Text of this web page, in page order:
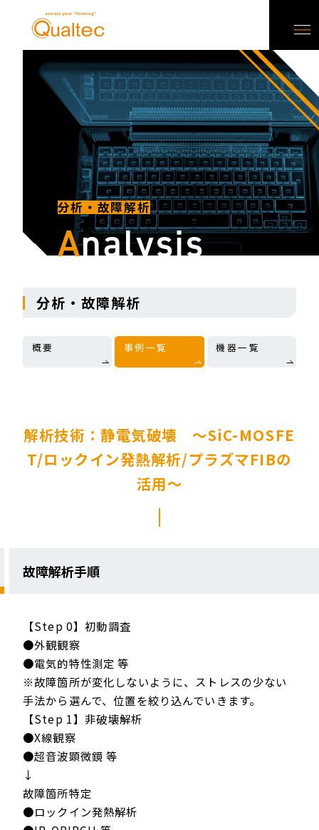
分析・故障解析
Analysis
分析・故障解析
概要 事例一覧 機器一覧
解析技術：静電気破壊 〜SiC-MOSFE
T/ロックイン発熱解析/プラズマFIBの
活用〜
故障解析手順
【Step 0】初動調査
●外観観察
●電気的特性測定 等
※故障箇所が変化しないように、ストレスの少ない
手法から選んで、位置を絞り込んでいきます。
【Step 1】非破壊解析
●X線観察
●超音波顕微鏡 等
↓
故障箇所特定
●ロックイン発熱解析